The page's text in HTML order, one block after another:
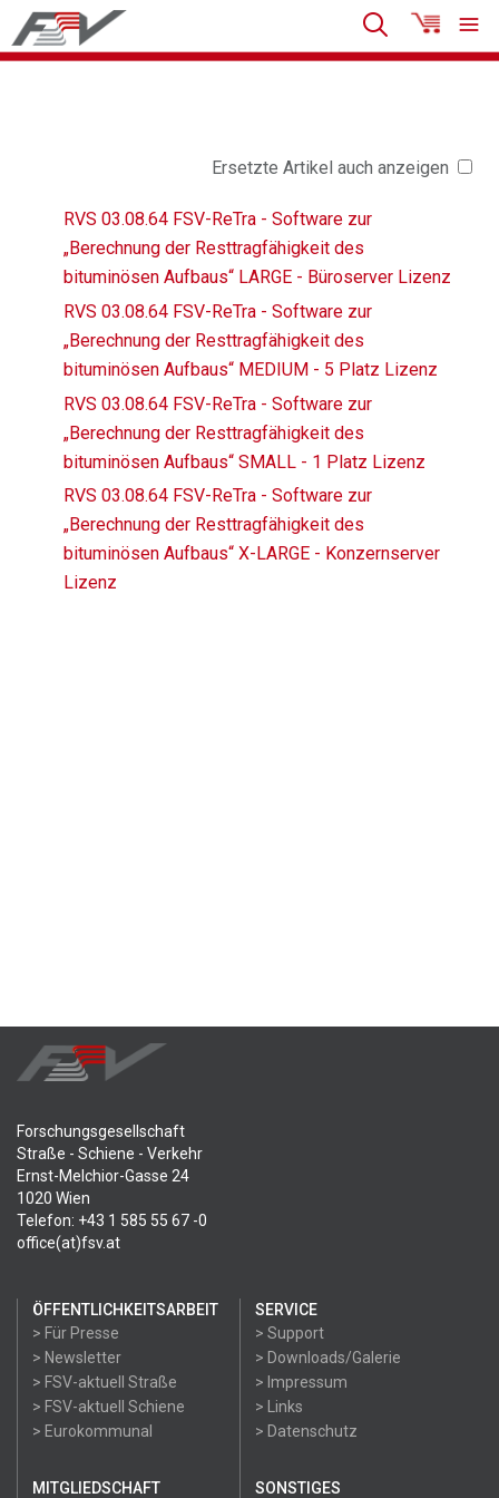
Ersetzte Artikel auch anzeigen
RVS 03.08.64 FSV-ReTra - Software zur
„Berechnung der Resttragfähigkeit des
bituminösen Aufbaus“ LARGE - Büroserver Lizenz
RVS 03.08.64 FSV-ReTra - Software zur
„Berechnung der Resttragfähigkeit des
bituminösen Aufbaus“ MEDIUM - 5 Platz Lizenz
RVS 03.08.64 FSV-ReTra - Software zur
„Berechnung der Resttragfähigkeit des
bituminösen Aufbaus“ SMALL - 1 Platz Lizenz
RVS 03.08.64 FSV-ReTra - Software zur
„Berechnung der Resttragfähigkeit des
bituminösen Aufbaus“ X-LARGE - Konzernserver
Lizenz
Forschungsgesellschaft
Straße - Schiene - Verkehr
Ernst-Melchior-Gasse 24
1020 Wien
Telefon: +43 1 585 55 67 -0
office(at)fsv.at
ÖFFENTLICHKEITSARBEIT
> Für Presse
> Newsletter
> FSV-aktuell Straße
> FSV-aktuell Schiene
> Eurokommunal
SERVICE
> Support
> Downloads/Galerie
> Impressum
> Links
> Datenschutz
MITGLIEDSCHAFT SONSTIGES